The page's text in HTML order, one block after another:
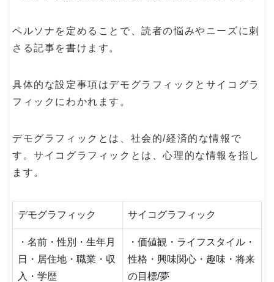
ペルソナを定めることで、読者の悩みやニーズに刺
さる記事を書けます。
具体的な設定事項はデモグラフィックとサイコグラ
フィックにわかれます。
デモグラフィックとは、社会的/経済的な情報で
す。サイコグラフィックとは、心理的な情報を指し
ます。
デモグラフィック サイコグラフィック
・名前・性別・生年月
日・居住地・職業・収
入・学歴
・価値観・ライフスタイル・
性格・興味関心・趣味・将来
の目標/夢